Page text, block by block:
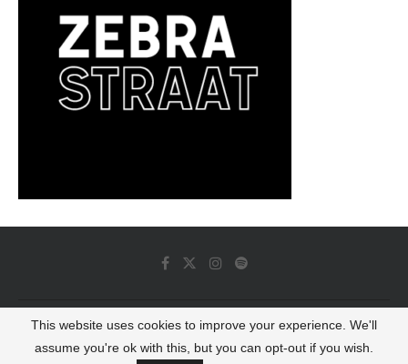
© 2022 - Luminous Dash All Rights Reserved
This website uses cookies to improve your experience. We'll
assume you're ok with this, but you can opt-out if you wish.